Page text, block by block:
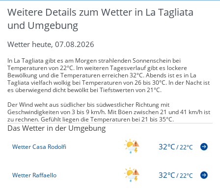
Weitere Details zum Wetter in La Tagliata
und Umgebung
Wetter heute, 07.08.2026
In La Tagliata gibt es am Morgen strahlenden Sonnenschein bei
Temperaturen von 22°C. Im weiteren Tagesverlauf gibt es lockere
Bewölkung und die Temperaturen erreichen 32°C. Abends ist es in La
Tagliata vielfach wolkig bei Temperaturen von 26 bis 30°C. In der Nacht ist
es überwiegend dicht bewölkt bei Tiefstwerten von 21°C.
Der Wind weht aus südlicher bis südwestlicher Richtung mit
Geschwindigkeiten von 3 bis 9 km/h. Mit Böen zwischen 21 und 41 km/h ist
zu rechnen. Gefühlt liegen die Temperaturen bei 21 bis 35°C.
Das Wetter in der Umgebung
Wetter Casa Rodolfi 32°C/22°C
Wetter Raffaello 32°C/22°C